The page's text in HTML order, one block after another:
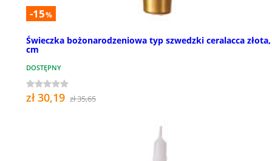
-15%
Świeczka bożonarodzeniowa typ szwedzki ceralacca
cm
DOSTĘPNY
zł 30,19 zł 35,65